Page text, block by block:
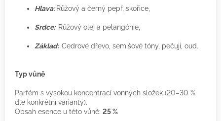
Hlava: Růžový a černý pepř, skořice,
Srdce: Růžový olej a pelangónie,
Základ: Cedrové dřevo, semišové tóny, pečuji, oud.
Typ vůně
Parfém s vysokou koncentrací vonných složek (20–30 %
dle konkrétní varianty).
Obsah esence u této vůně: 25 %